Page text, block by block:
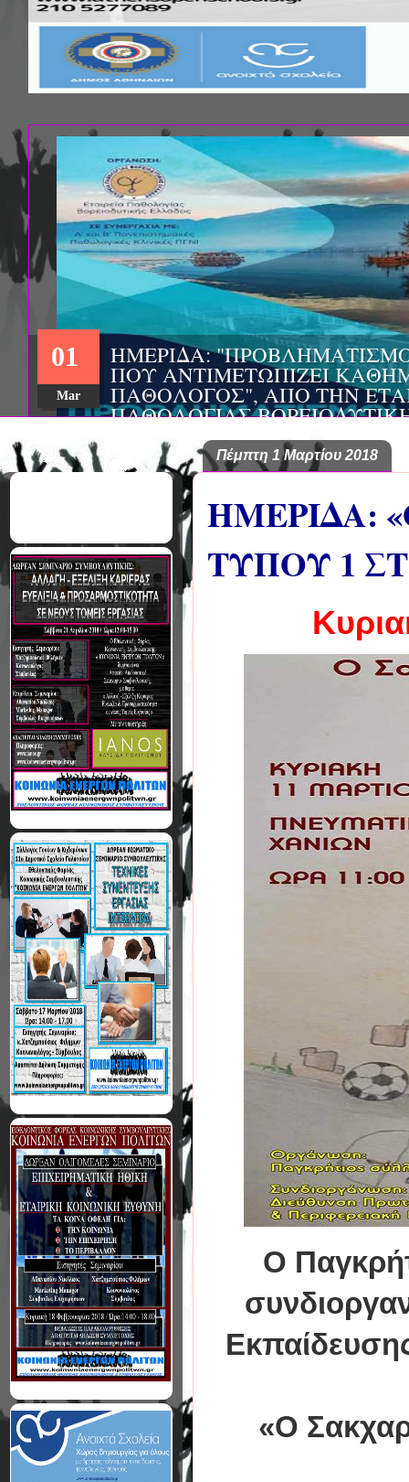
ΗΜΕΡΙΔΑ:
ΠΟΥ ΑΝΤΙΜΕΤΩΠΙΖΕΙ
ΠΑΘΟΛΟΓΟΣ", ΑΠΟ ΤΗΝ
ΠΑΘΟΛΟΓΙΑΣ
ΤΙΣ Α' & Β'
ΚΛΙΝΙΚΕΣ ΠΓΝΙ
01
Mar
Πέμπτη 1 Μαρτίου 2018
ΗΜΕΡΙΔΑ:
ΤΥΠΟΥ 1
Ο
«Ο